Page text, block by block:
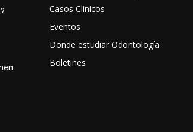
Casos Clinicos
Eventos
Donde estudiar Odontología
Boletines